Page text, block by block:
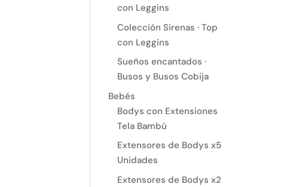
con Leggins
Colección Sirenas · Top
con Leggins
Sueños encantados ·
Busos y Busos Cobija
Bebés
Bodys con Extensiones
Tela Bambú
Extensores de Bodys x5
Unidades
Extensores de Bodys x2